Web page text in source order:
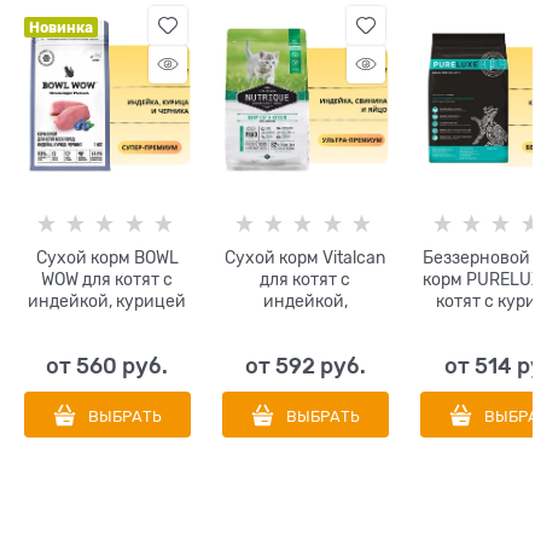
Новинка
Сухой корм BOWL
WOW для котят с
индейкой, курицей
от560 руб.
ВЫБРАТЬ
Сухой корм Vitalcan
для котят с
индейкой,
Kitten
от 592 руб.
ВЫБРАТЬ
Беззерновой
корм
котят с
от 514